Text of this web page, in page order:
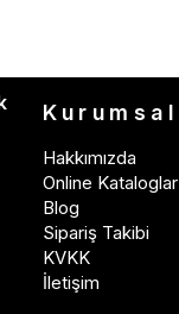
Kurumsal
Hakkımızda
Online Kataloglar
Blog
Sipariş Takibi
KVKK
İletişim